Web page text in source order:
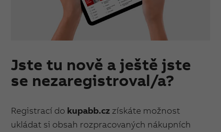
Jste tu nově a ještě jste
se nezaregistroval/a?
Registrací do kupabb.cz získáte možnost
ukládat si obsah rozpracovaných nákupních